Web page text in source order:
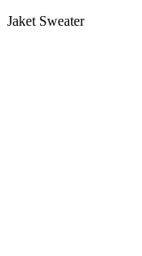
Jaket Sweater